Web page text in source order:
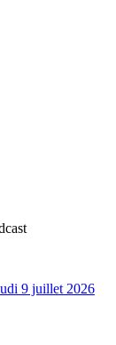
9 juillet 2026